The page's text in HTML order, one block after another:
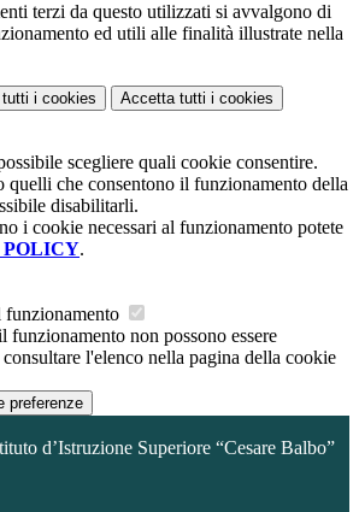
terzi da questo utilizzati si avvalgono di
ed utili alle finalità illustrate nella
tutti i cookies Accetta tutti i cookies
scegliere quali cookie consentire.
quelli che consentono il funzionamento della
disabilitarli.
i cookie necessari al funzionamento potete
POLICY.
funzionamento
funzionamento non possono essere
l'elenco nella pagina della cookie
preferenze
d’Istruzione Superiore “Cesare Balbo”